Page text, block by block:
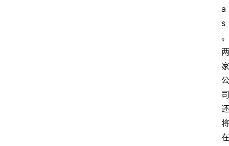
a
s
。
两
家
公
司
还
将
在